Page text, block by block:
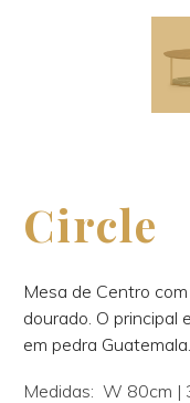
Circle
Mesa de Centro
dourado. O principal
em pedra Guatemala.
Medidas: W 80cm |